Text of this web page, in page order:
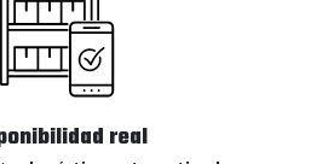
real